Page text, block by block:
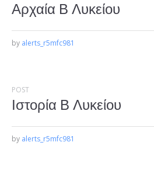
Αρχαία Β Λυκείου
by alerts_r5mfc981
POST
Ιστορία Β Λυκείου
by alerts_r5mfc981